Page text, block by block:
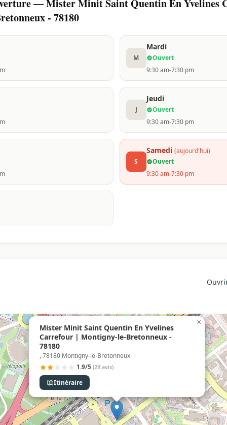
— Mister Minit Saint Quentin En Yvelines
- 78180
M
Mardi
Ouvert
9:30 am-7:30 pm
J
Jeudi
Ouvert
9:30 am-7:30 pm
S
Samedi (aujourd'hui)
Ouvert
9:30 am-7:30 pm
Mister Minit Saint Quentin En Yvelines
Carrefour | Montigny-le-Bretonneux -
78180
, 78180 Montigny-le-Bretonneux
1.9/5 (28 avis)
Itinéraire
×